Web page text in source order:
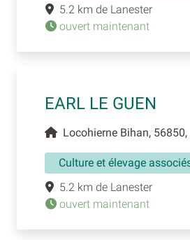
5.2 km de Lanester
ouvert maintenant
EARL LE GUEN
Locohierne Bihan, 56850,
Culture et élevage
5.2 km de Lanester
ouvert maintenant